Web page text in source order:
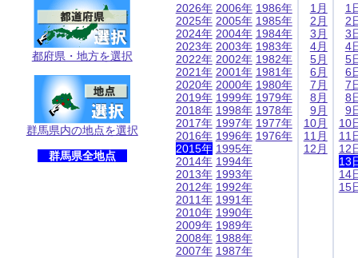
都府県・地方を選択
群馬県内の地点を選択
群馬県全地点
2026年
2025年
2024年
2023年
2022年
2021年
2020年
2019年
2018年
2017年
2016年
2015年
2014年
2013年
2012年
2011年
2010年
2009年
2008年
2007年
2006年
2005年
2004年
2003年
2002年
2001年
2000年
1999年
1998年
1997年
1996年
1995年
1994年
1993年
1992年
1991年
1990年
1989年
1988年
1987年
1986年
1985年
1984年
1983年
1982年
1981年
1980年
1979年
1978年
1977年
1976年
1月
2月
3月
4月
5月
6月
7月
8月
9月
10月
11月
12月
1
2
3
4
5
6
7
8
9
10
11
12
13
14
15